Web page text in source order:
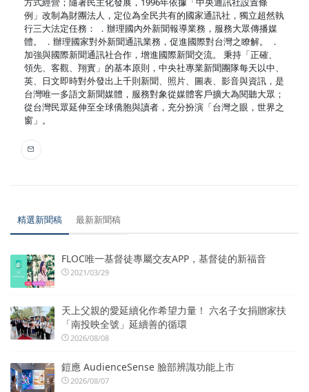
例」改制為財團法人，定位為全民共有的國家通訊社，獨立超然執
行三大法定任務： ．辦理國內外新聞報導業務，服務大眾傳播媒
體。 ．辦理國家對外新聞通訊業務，促進國際對台灣之瞭解。 ．
加強與國際新聞通訊社合作，增進國際新聞交流。 秉持「正確、
領先、客觀、翔實」的基本原則，中央社專業新聞團隊每天以中、
英、日文即時對外發出上千則新聞、照片、圖表、影音與資訊，是
台灣唯一多語文新聞媒體，服務對象從媒體客戶擴大為閱聽大眾；
從台灣民眾延伸至全球僑胞與讀者，充分扮演「台灣之眼，世界之
窗」。
精選新聞稿 最新新聞稿
FLOC唯一基督徒專屬交友APP，基督徒的新福音
2021/03/29
天上父親的愛延續化作希望力量！ 六名子女捐贈家扶
「南投映全號」延續善的循環
2026/08/08
鎧應 AudienceSense 臉部辨識功能上市
2026/08/07